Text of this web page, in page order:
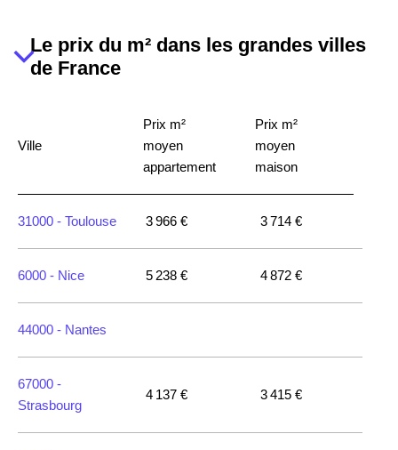
Le prix du m² dans les grandes villes
de France
Ville
Prix m²
moyen
appartement
Prix m²
moyen
maison
31000 - Toulouse 3 966 € 3 714 €
6000 - Nice 5 238 € 4 872 €
44000 - Nantes
67000 -
Strasbourg
4 137 € 3 415 €